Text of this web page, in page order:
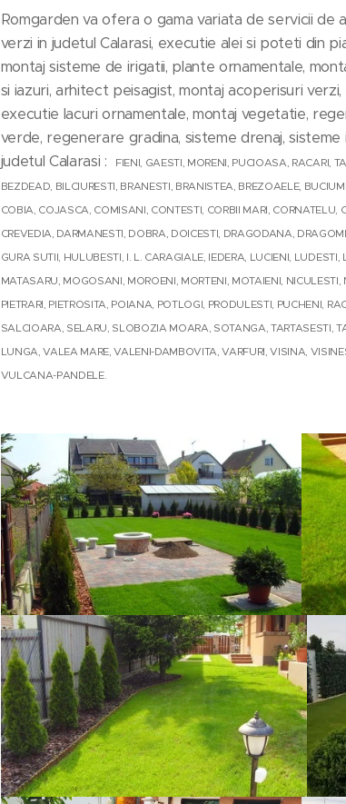
Romgarden va ofera o gama variata de servicii de
verzi in judetul Calarasi, executie alei si poteti din
montaj sisteme de irigatii, plante ornamentale,
si iazuri, arhitect peisagist, montaj acoperisuri
executie lacuri ornamentale, montaj vegetatie,
verde, regenerare gradina, sisteme drenaj, sisteme
judetul Calarasi :
FIENI, GAESTI, MORENI, PUCIOASA, RACARI,
BEZDEAD, BILCIURESTI, BRANESTI, BRANISTEA, BREZOAELE,
COBIA, COJASCA, COMISANI, CONTESTI, CORBII MARI, CORNATELU,
CREVEDIA, DARMANESTI, DOBRA, DOICESTI, DRAGODANA,
GURA SUTII, HULUBESTI, I. L. CARAGIALE, IEDERA, LUCIENI,
MATASARU, MOGOSANI, MOROENI, MORTENI, MOTAIENI, NICULESTI,
PIETRARI, PIETROSITA, POIANA, POTLOGI, PRODULESTI, PUCHENI,
SALCIOARA, SELARU, SLOBOZIA MOARA, SOTANGA, TARTASESTI,
LUNGA, VALEA MARE, VALENI-DAMBOVITA, VARFURI, VISINA,
VULCANA-PANDELE.